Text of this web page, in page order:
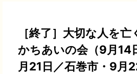
［終了］大切な人を
かちあいの会（9月14
月21日／石巻市・9月